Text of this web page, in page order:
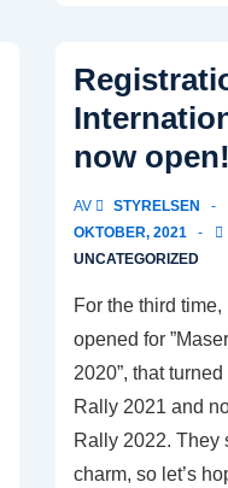
för
Maseratiklubben
now open!
AV STYRELSEN
OKTOBER, 2021
UNCATEGORIZED
For the third
opened for
2020”, that
Rally 2021 and
Rally 2022. They
charm, so let’s